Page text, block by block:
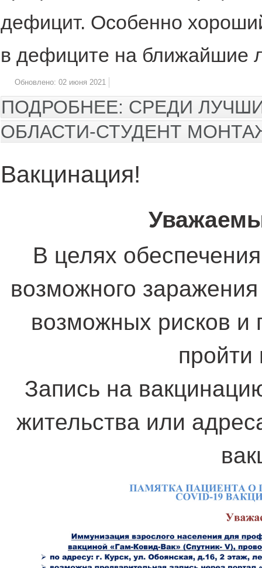
дефицит. Особенно
в дефиците на ближайшие
Обновлено: 02 июня 2021
ПОДРОБНЕЕ: СРЕДИ
ОБЛАСТИ-СТУДЕНТ
Вакцинация!
В целях
возможного
возможных рисков и
пройти
Запись на
жительства или